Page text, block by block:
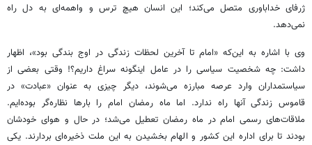
ژرفای خداباوری متصل می‌کند؛ این انسان هیچ ترس و واهمه‌ای به دل راه
نمی‌دهد.
وی با اشاره به این‌که «امام تا آخرین لحظات زندگی در اوج بندگی بود»، اظهار
داشت: چه شخصیت سیاسی را در عامل اینگونه سراغ داریم؟! وقتی بعضی از
سیاستمداران وارد عرصه مبارزه می‌شوند، دیگر چیزی به عنوان «عبادت» در
قاموس زندگی آنها راه ندارد. اما ماه رمضان امام را بارها نظاره‌گر بوده‌ایم.
ملاقات‌های رسمی امام در ماه رمضان تعطیل می‌شد؛ در حال و هوای خودشان
بودند تا برای اداره این کشور و الهام بخشیدن به این ملت ذخیره‌ای بردارند. یکی